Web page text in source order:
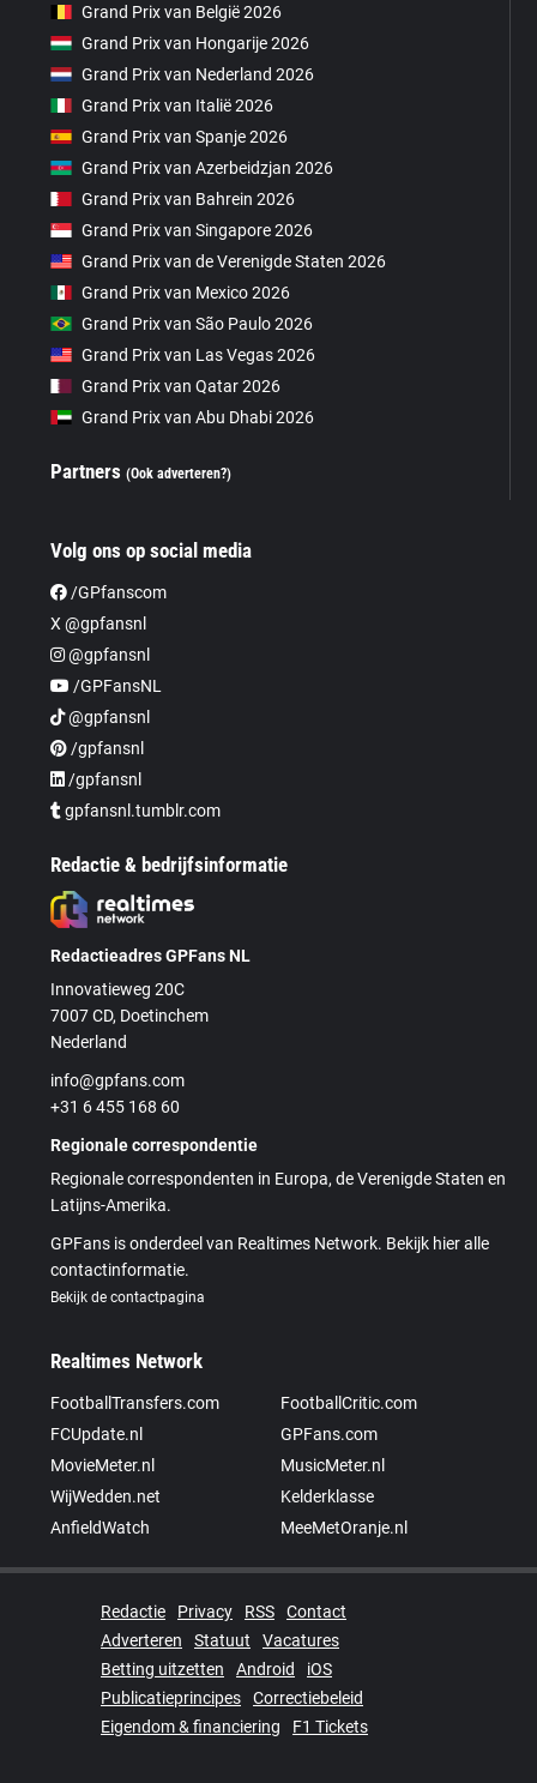
Grand Prix van België 2026
Grand Prix van Hongarije 2026
Grand Prix van Nederland 2026
Grand Prix van Italië 2026
Grand Prix van Spanje 2026
Grand Prix van Azerbeidzjan 2026
Grand Prix van Bahrein 2026
Grand Prix van Singapore 2026
Grand Prix van de Verenigde Staten 2026
Grand Prix van Mexico 2026
Grand Prix van São Paulo 2026
Grand Prix van Las Vegas 2026
Grand Prix van Qatar 2026
Grand Prix van Abu Dhabi 2026
Partners(Ook adverteren?)
Volg ons op social media
/GPfanscom
X @gpfansnl
@gpfansnl
/GPFansNL
@gpfansnl
/gpfansnl
/gpfansnl
gpfansnl.tumblr.com
Redactie & bedrijfsinformatie
Redactieadres GPFans NL
Innovatieweg 20C
7007 CD, Doetinchem
Nederland
info@gpfans.com
+31 6 455 168 60
Regionale correspondentie
Regionale correspondenten in Europa, de Verenigde Staten en
Latijns-Amerika.
GPFans is onderdeel van Realtimes Network. Bekijk hier alle
contactinformatie.
Bekijk de contactpagina
Realtimes Network
FootballTransfers.com
FootballCritic.com
FCUpdate.nl
GPFans.com
MovieMeter.nl
MusicMeter.nl
WijWedden.net
Kelderklasse
AnfieldWatch
MeeMetOranje.nl
Redactie Privacy RSS
Contact
Adverteren
Statuut
Vacatures
Betting uitzetten
Android
iOS
Publicatieprincipes
Correctiebeleid
Eigendom & financiering
F1 Tickets